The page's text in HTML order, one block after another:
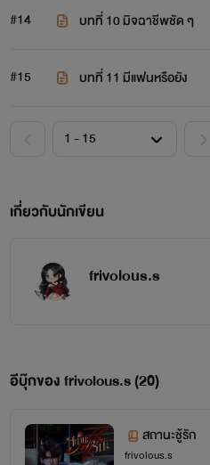
#14 บทที่ 10 มิจฉาชีพชัด ๆ
#15 บทที่ 11 มีแฟนหรือยัง
เกี่ยวกับนักเขียน
frivolous.s
อีบุ๊กของ frivolous.s (20)
สถานะชู้รัก
frivolous.s